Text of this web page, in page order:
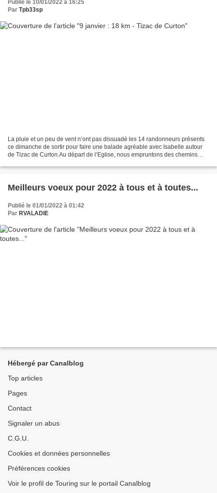
Publié le 10/01/2022 à 16:25
Par Tpb33sp
La pluie et un peu de vent n’ont pas dissuadé les 14 randonneurs présents
ce dimanche de sortir pour faire une balade agréable avec Isabelle autour
de Tizac de Curton.Au départ de l’Eglise, nous empruntons des chemins
Meilleurs voeux pour 2022 à tous et à toutes...
Publié le 01/01/2022 à 01:42
Par RVALADIE
Hébergé par Canalblog
Top articles
Pages
Contact
Signaler un abus
C.G.U.
Cookies et données personnelles
Préférences cookies
Voir le profil de Touring sur le portail Canalblog